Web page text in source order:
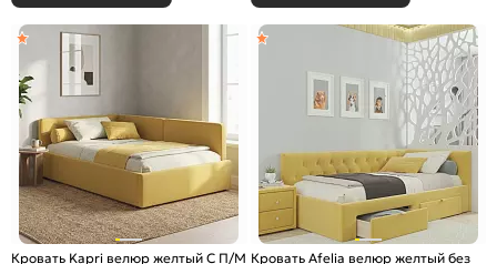
Кровать Kapri велюр желтый С П/М Кровать Afelia велюр желтый без